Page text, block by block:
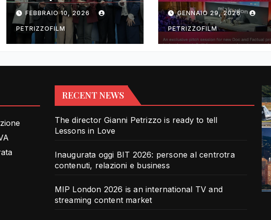
centrotra contenuti,
relazioni e business
FEBBRAIO 10, 2026
PETRIZZOFILM
TV and streaming
content market
GENNAIO 29, 2026
PETRIZZOFILM
RECENT NEWS
The director Gianni Petrizzo is ready to tell
Lessons in Love
Inaugurata oggi BIT 2026: persone al centrotra
contenuti, relazioni e business
MIP London 2026 is an international TV and
streaming content market